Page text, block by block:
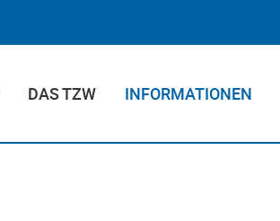
DAS TZW INFORMATIONEN